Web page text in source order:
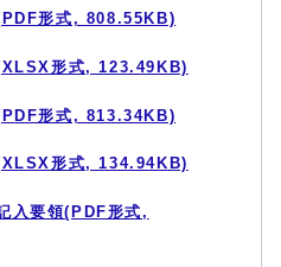
形式, 808.55KB)
形式, 123.49KB)
形式, 813.34KB)
形式, 134.94KB)
入要領(PDF形式,